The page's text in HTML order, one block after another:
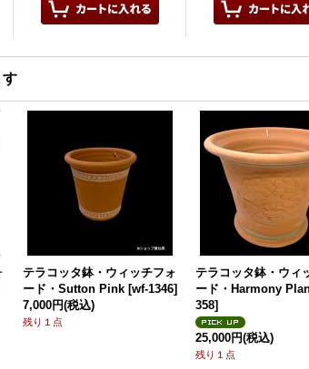
す
テラコッタ鉢・ウィッチフォ
ード・Sutton Pink [wf-1346]
7,000円(税込)
残り１点
テラコッタ鉢・ウィ
ード・Harmony
358]
25,000円(税込)
残り１点